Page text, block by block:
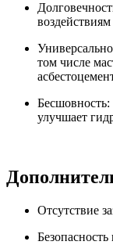
том числе
улучшает
Отсутствие
Безопасность